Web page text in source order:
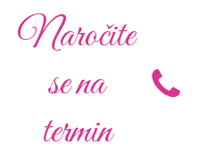
Naročite
se na
termin